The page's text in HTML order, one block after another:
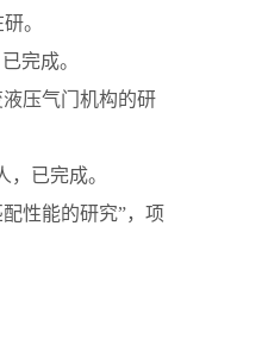
。
完成。
压气门机构的研
已完成。
性能的研究”，项